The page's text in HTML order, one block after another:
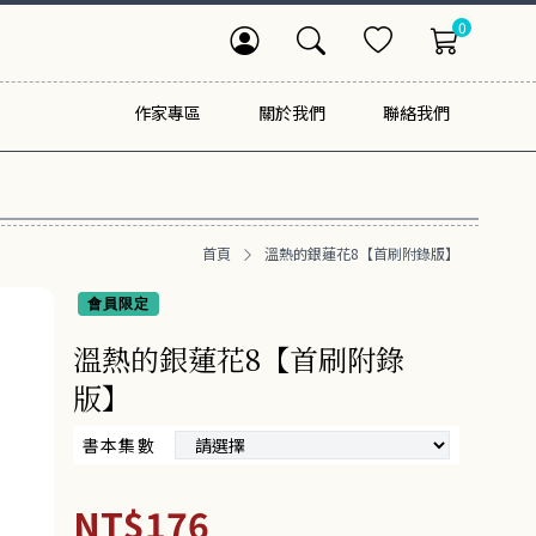
0
作家專區 關於我們 聯絡我們
首頁 溫熱的銀蓮花8【首刷附錄版】
會員限定
溫熱的銀蓮花8【首刷附錄
版】
書本集數
NT$176